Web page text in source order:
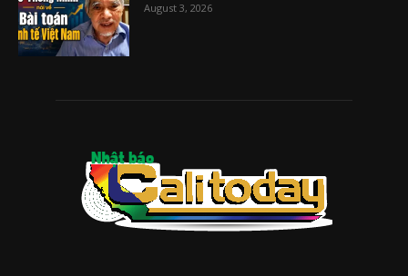
August 3, 2026